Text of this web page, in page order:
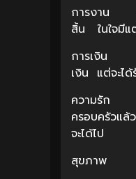
การงาน พย
สิ้น ในใจมีแ
การเงิน หมุ
เงิน แต่จะไ
ความรัก ค
ครอบครัวแล้
จะได้ไป
สุขภาพ เจ็